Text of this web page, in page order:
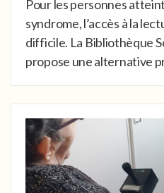
Pour les personnes
syndrome, l’accès à la
difficile. La Bibliothèque
propose une alternative